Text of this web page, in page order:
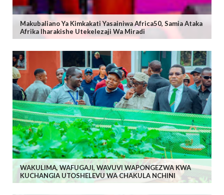
Makubaliano Ya Kimkakati Yasainiwa Africa50, Samia Ataka
Afrika Iharakishe Utekelezaji Wa Miradi
WAKULIMA, WAFUGAJI, WAVUVI WAPONGEZWA KWA
KUCHANGIA UTOSHELEVU WA CHAKULA NCHINI